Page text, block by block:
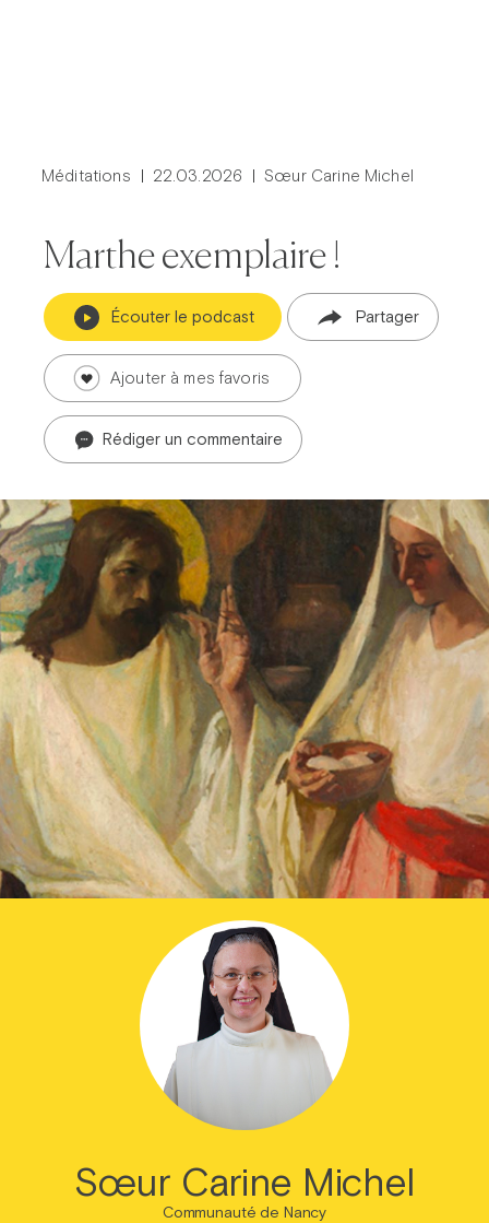
Prier dans la ville
Avent dans la ville
ThéoDom
Théobule
Méditations 22.03.2026 Sœur Carine Michel
Marthe exemplaire !
Écouter le podcast Partager
Ajouter à mes favoris
Rédiger un commentaire
Sœur Carine Michel
Communauté de Nancy